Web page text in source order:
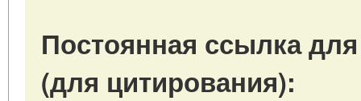
Постоянная ссылка
(для цитирования):